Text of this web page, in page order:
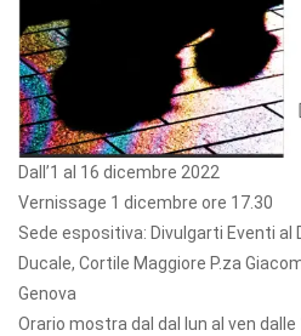
Dall’1 al 16 dicembre 2022
Vernissage 1 dicembre ore 17.30
Sede espositiva: Divulgarti Eventi al
Ducale, Cortile Maggiore P.za
Genova
Orario mostra dal dal lun al ven dalle